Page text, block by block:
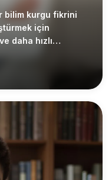
bilim kurgu fikrini
için
daha hızlı